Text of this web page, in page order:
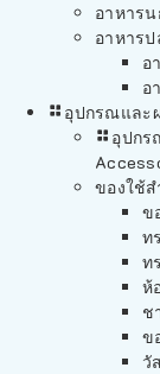
อาหารน
อาหารป
อ
อ
อุปกรณและ
อุปกร
ของใช้ส
ข
ท
ท
ห้
ช
ข
วั